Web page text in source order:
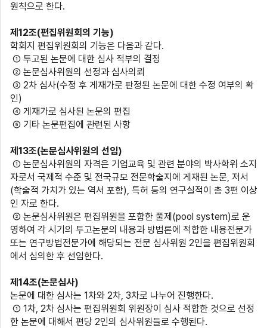
원칙으로 한다.
제 12조(편집위원회의 기능)
학회지 편집위원회의 기능은 다음과 같다.
① 투고된 논문에 대한 심사 적부의 결정
② 논문심사위원의 선정과 심사의뢰
③ 2차 심사(수정 후 게재가로 판정된 논문에 대한 수정 여부의 확
인)
④ 게재가로 심사된 논문의 편집
⑤ 기타 논문편집에 관련된 사항
제 13조(논문심사위원의 선임)
① 논문심사위원의 자격은 기업교육 및 관련 분야의 박사학위 소지
자로서 국제적 수준 및 전국규모 전문학술지에 게재된 논문, 저서
(학술적 가치가 있는 역서 포함), 특허 등의 연구실적이 총 3편 이상
인 자로 한다.
② 논문심사위원은 편집위원을 포함한 풀제 (pool system)로 운
영하여 각 시기의 투고논문의 내용과 방법론에 적합한 내용전문가
또는 연구방법전문가에 해당되는 전문 심사위원 2인을 편집위원회
에서 심의한 후 선임한다.
제 14조(논문심사)
논문에 대한 심사는 1차와 2차, 3차로 나누어 진행한다.
① 1차, 2차 심사는 편집위원회 위원장이 심사 적합한 것으로 선정
한 논문에 대해서 편당 2인의 심사위원들로 수행된다.